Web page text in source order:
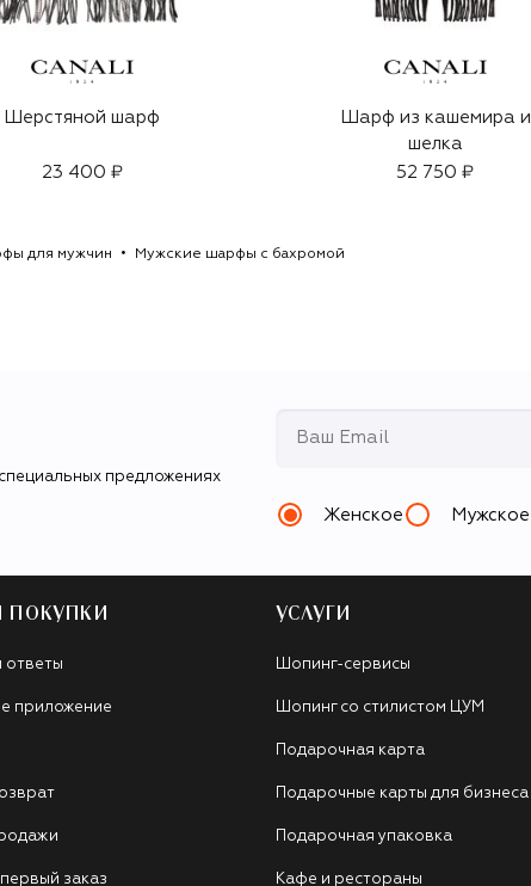
Шерстяной шарф
23 400 ₽
Шарф из кашемира и
шелка
52 750 ₽
для мужчин Мужские шарфы с бахромой
предложениях
Женское Мужское
ПОКУПКИ
ответы
приложение
заказ
УСЛУГИ
Шопинг-сервисы
Шопинг со стилистом ЦУМ
Подарочная карта
Подарочные карты для бизнеса
Подарочная упаковка
Кафе и рестораны